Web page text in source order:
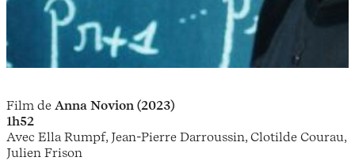
Film de Anna Novion (2023)
1h52
Avec Ella Rumpf, Jean-Pierre Darroussin, Clotilde Courau,
Julien Frison